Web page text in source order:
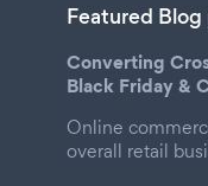
Featured Blog
Converting
Black Friday &
Online
overall retail